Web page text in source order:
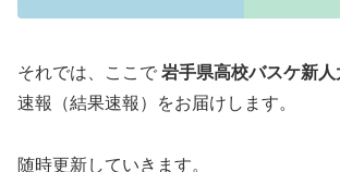
それでは、ここで 岩手県高校バスケ新人
速報（結果速報）をお届けします。
随時更新していきます。